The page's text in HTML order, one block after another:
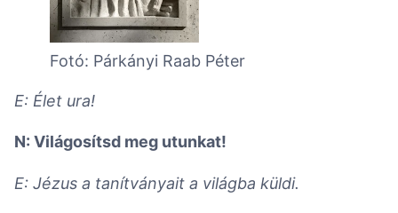
Fotó: Párkányi Raab Péter
E: Élet ura!
N: Világosítsd meg utunkat!
E: Jézus a tanítványait a világba küldi.